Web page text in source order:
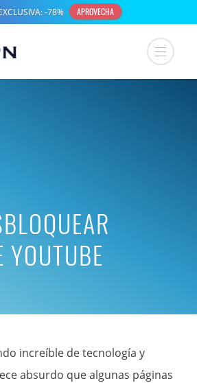
YOUTUBE
increíble de tecnología y
absurdo que algunas páginas